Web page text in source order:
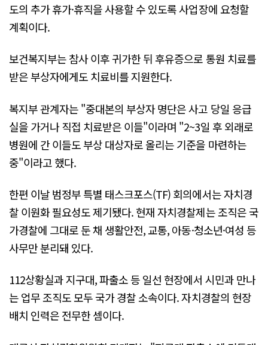
도의 추가 휴가·휴직을 사용할 수 있도록 사업장에 요청할
계획이다.
보건복지부는 참사 이후 귀가한 뒤 후유증으로 통원 치료를
받은 부상자에게도 치료비를 지원한다.
복지부 관계자는 "중대본의 부상자 명단은 사고 당일 응급
실을 가거나 직접 치료받은 이들"이라며 "2~3일 후 외래로
병원에 간 이들도 부상 대상자로 올리는 기준을 마련하는
중"이라고 했다.
한편 이날 범정부 특별 태스크포스(TF) 회의에서는 자치경
찰 이원화 필요성도 제기됐다. 현재 자치경찰제는 조직은 국
가경찰에 그대로 둔 채 생활안전, 교통, 아동·청소년·여성 등
사무만 분리돼 있다.
112상황실과 지구대, 파출소 등 일선 현장에서 시민과 만나
는 업무 조직도 모두 국가 경찰 소속이다. 자치경찰의 현장
배치 인력은 전무한 셈이다.